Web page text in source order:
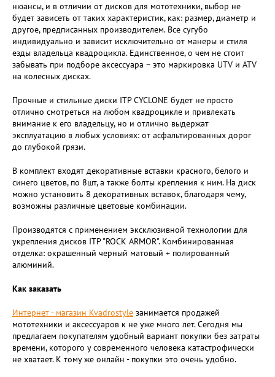
нюансы, и в отличии от дисков для мототехники, выбор не
будет зависеть от таких характеристик, как: размер, диаметр и
другое, предписанных производителем. Все сугубо
индивидуально и зависит исключительно от манеры и стиля
езды владельца квадроцикла. Единственное, о чем не стоит
забывать при подборе аксессуара – это маркировка UTV и ATV
на колесных дисках.
Прочные и стильные диски ITP CYCLONE будет не просто
отлично смотреться на любом квадроцикле и привлекать
внимание к его владельцу, но и отлично выдержат
эксплуатацию в любых условиях: от асфальтированных дорог
до глубокой грязи.
В комплект входят декоративные вставки красного, белого и
синего цветов, по 8шт, а также болты крепления к ним. На диск
можно установить 8 декоративных вставок, благодаря чему,
возможны различные цветовые комбинации.
Производятся с применением эксклюзивной технологии для
укрепления дисков ITP "ROCK ARMOR". Комбинированная
отделка: окрашенный черный матовый + полированный
алюминий.
Как заказать
Интернет - магазин Kvadrostyle занимается продажей
мототехники и аксессуаров к не уже много лет. Сегодня мы
предлагаем покупателям удобный вариант покупки без затраты
времени, которого у современного человека катастрофически
не хватает. К тому же онлайн - покупки это очень удобно.